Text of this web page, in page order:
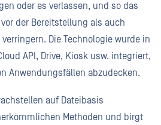
oder es verlassen, und so das
der Bereitstellung als auch
Die Technologie wurde in
API, Drive, Kiosk usw. integriert,
Anwendungsfällen abzudecken.
auf Dateibasis
Methoden und birgt